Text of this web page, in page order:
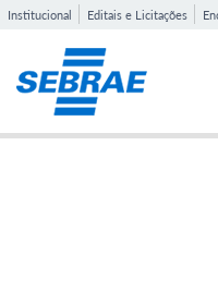
Institucional Editais e Licitações